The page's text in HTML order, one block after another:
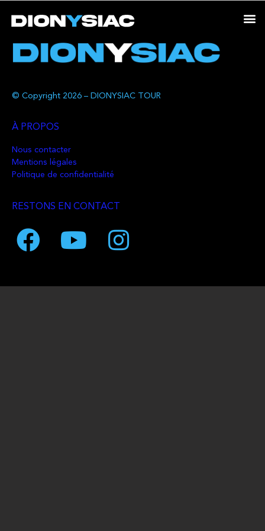
© Copyright 2026 – DIONYSIAC TOUR
À PROPOS
Nous contacter
Mentions légales
Politique de confidentialité
RESTONS EN CONTACT